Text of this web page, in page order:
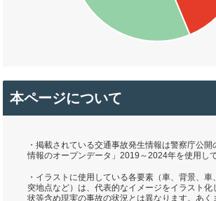
本ページについて
・掲載されている交通事故発生情報は警察庁公
情報のオープンデータ」2019～2024年を使用して
・イラストに使用している各要素（車、背景、
突地点など）は、代表的なイメージをイラスト化
状等含め現実の事故の状況とは異なります。あく